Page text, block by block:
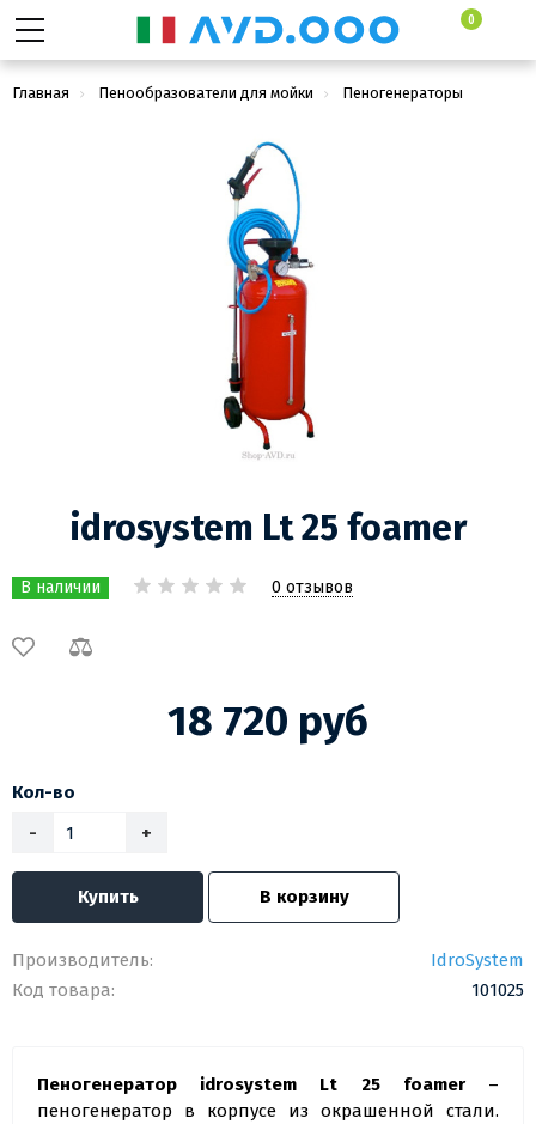
0
Главная Пенообразователи для мойки Пеногенераторы
idrosystem Lt 25 foamer
В наличии 0 отзывов
18 720 руб
Кол-во
-
+
Купить В корзину
Производитель:
IdroSystem
Код товара:
101025
Пеногенератор idrosystem Lt 25 foamer–
пеногенератор в корпусе из окрашенной стали.